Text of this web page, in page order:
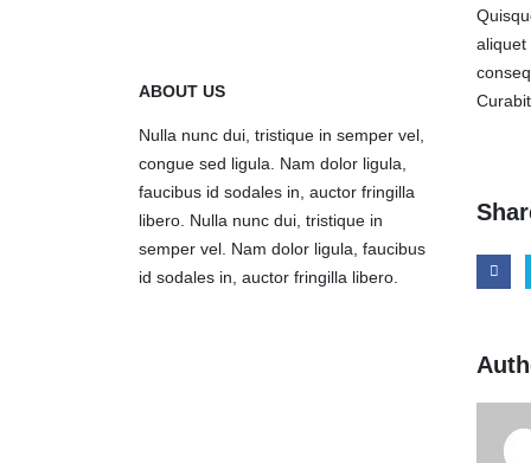
aliquet
ABOUT US
Nulla nunc dui, tristique in semper vel,
congue sed ligula. Nam dolor ligula,
faucibus id sodales in, auctor fringilla
libero. Nulla nunc dui, tristique in
semper vel. Nam dolor ligula, faucibus
id sodales in, auctor fringilla libero.